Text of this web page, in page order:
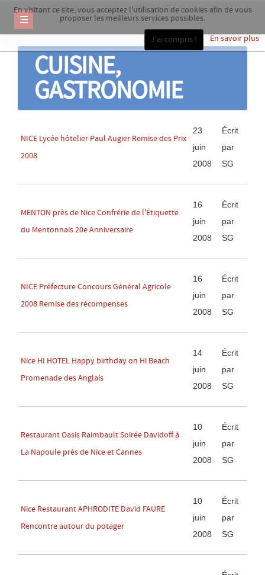
En visitant ce site, vous acceptez l'utilisation de cookies afin de vous
proposer les meilleurs services possibles.
En savoir plus
J'ai compris !
CUISINE,
GASTRONOMIE
NICE Lycée hôtelier Paul Augier Remise des Prix
2008
23
juin
2008
Écrit
par
SG
MENTON près de Nice Confrérie de l'Étiquette
du Mentonnais 20e Anniversaire
16
juin
2008
Écrit
par
SG
NICE Préfecture Concours Général Agricole
2008 Remise des récompenses
16
juin
2008
Écrit
par
SG
Nice HI HOTEL Happy birthday on Hi Beach
Promenade des Anglais
14
juin
2008
Écrit
par
SG
Restaurant Oasis Raimbault Soirée Davidoff à
La Napoule près de Nice et Cannes
10
juin
2008
Écrit
par
SG
Nice Restaurant APHRODITE David FAURE
Rencontre autour du potager
10
juin
2008
Écrit
par
SG